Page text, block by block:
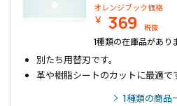
オレンジブック価格
￥ 369 税抜
1種類の在庫品があり
別たち用替刃です。
革や樹脂シートのカットに最適で
1種類の商品